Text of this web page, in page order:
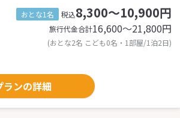
おとな1名 税込8,300～10,900円
旅行代金合計16,600〜21,800円
(おとな2名 こども0名・1部屋/1泊2日)
ランの詳細